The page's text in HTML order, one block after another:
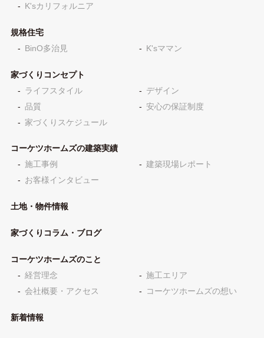
K'sカリフォルニア
規格住宅
BinO多治見
K'sママン
家づくりコンセプト
ライフスタイル
デザイン
品質
安心の保証制度
家づくりスケジュール
コーケツホームズの建築実績
施工事例
建築現場レポート
お客様インタビュー
土地・物件情報
家づくりコラム・ブログ
コーケツホームズのこと
経営理念
施工エリア
会社概要・アクセス
コーケツホームズの想い
新着情報